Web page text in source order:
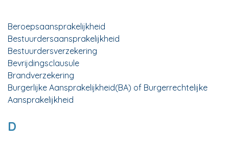
Beroepsaansprakelijkheid
Bestuurdersaansprakelijkheid
Bestuurdersverzekering
Bevrijdingsclausule
Brandverzekering
Burgerlijke Aansprakelijkheid(BA) of Burgerrechtelijke
Aansprakelijkheid
D